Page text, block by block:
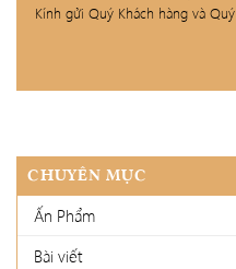
Kính gửi Quý Khách hàng và
CHUYÊN MỤC
Ấn Phẩm
Bài viết